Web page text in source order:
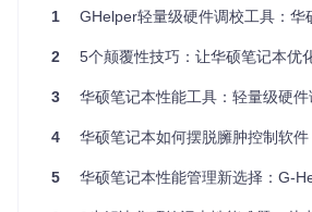
构设计，在提供丰富功能的同时也带来
度慢等问题。
而生。与传统方案相比，该工具采用直
1 GHelper轻量级硬件调校工具：华硕笔
2 5个颠覆性技巧：让华硕笔记本优化工具实
3 华硕笔记本性能工具：轻量级硬
4 华硕笔记本如何摆脱臃肿控制软件？轻量替代
5 华硕笔记本性能管理新选择：G-